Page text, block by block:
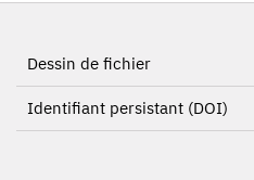
Dessin de fichier
Identifiant persistant (DOI)